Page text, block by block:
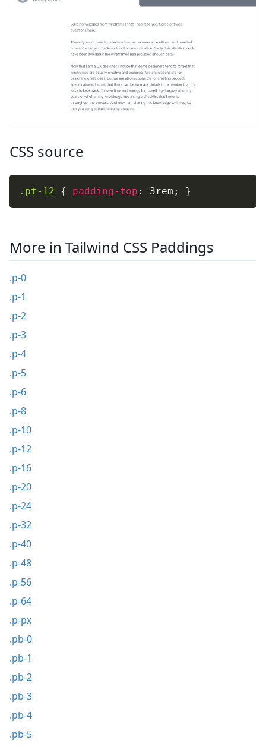
CSS source
.pt-12 { padding-top : 3rem ; }
More in Tailwind CSS Paddings
.p-0
.p-1
.p-2
.p-3
.p-4
.p-5
.p-6
.p-8
.p-10
.p-12
.p-16
.p-20
.p-24
.p-32
.p-40
.p-48
.p-56
.p-64
.p-px
.pb-0
.pb-1
.pb-2
.pb-3
.pb-4
.pb-5